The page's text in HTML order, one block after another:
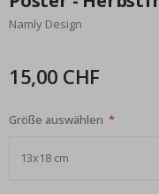
der
Bildgalerie
Namly Design
15,00 CHF
Größe auswählen